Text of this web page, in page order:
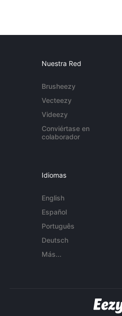
Nuestra Red
Brusheezy
Vecteezy
Videezy
Conviértase en
colaborador
Idiomas
English
Español
Português
Deutsch
Más...